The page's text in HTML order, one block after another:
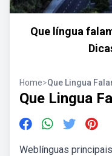
Que língua
Home>Que Lingua
Que Lingua
Weblínguas